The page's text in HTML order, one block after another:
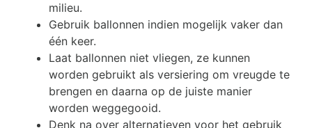
milieu.
Gebruik ballonnen indien mogelijk vaker dan
één keer.
Laat ballonnen niet vliegen, ze kunnen
worden gebruikt als versiering om vreugde te
brengen en daarna op de juiste manier
worden weggegooid.
Denk na over alternatieven voor het gebruik